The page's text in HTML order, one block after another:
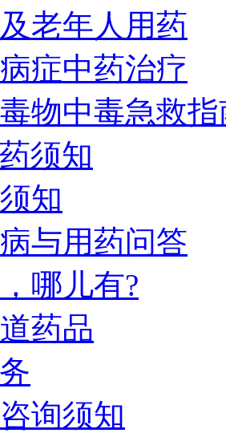
老年人用药
症中药治疗
物中毒急救指
须知
知
与用药问答
哪儿有?
药品
询须知